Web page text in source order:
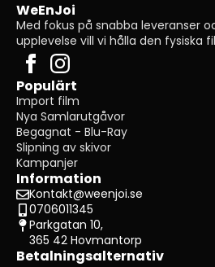
WeEnJoi
Med fokus på snabba leveranser
upplevelse vill vi hålla den fysiska
Populärt
Import film
Nya Samlarutgåvor
Begagnat - Blu-Ray
Slipning av skivor
Kampanjer
Information
Kontakt@weenjoi.se
0706011345
Parkgatan 10,
365 42 Hovmantorp
Betalningsalternativ